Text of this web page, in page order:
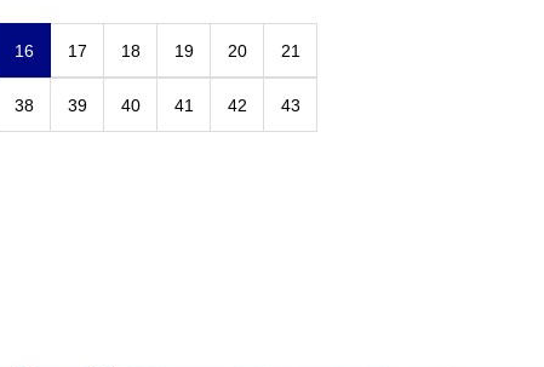
16 17 18 19 20 21
38 39 40 41 42 43